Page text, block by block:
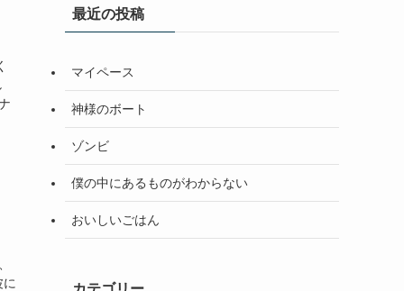
最近の投稿
マイペース
神様のボート
ゾンビ
僕の中にあるものがわからない
おいしいごはん